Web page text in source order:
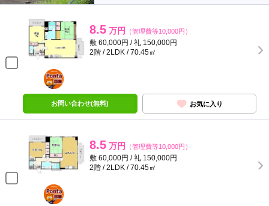
8.5 万円 （管理費等10,000円）
敷 60,000円 / 礼 150,000円
2階 / 2LDK / 70.45㎡
ポンタ
部屋
お問い合わせ(無料) お気に入り
8.5 万円 （管理費等10,000円）
敷 60,000円 / 礼 150,000円
2階 / 2LDK / 70.45㎡
ポンタ
部屋